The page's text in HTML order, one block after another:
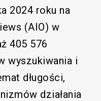
2024 roku na
(AIO) w
405 576
wyszukiwania i
długości,
działania